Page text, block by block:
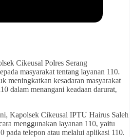
Cikeusal Polres Serang
masyarakat tentang layanan 110.
meningkatkan kesadaran masyarakat
dalam menangani keadaan darurat,
Kapolsek Cikeusal IPTU Hairus Saleh
menggunakan layanan 110, yaitu
pada telepon atau melalui aplikasi 110.